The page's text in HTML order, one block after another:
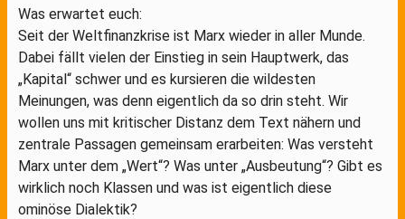
Was erwartet euch:
Seit der Weltfinanzkrise ist Marx wieder in aller Munde.
Dabei fällt vielen der Einstieg in sein Hauptwerk, das
„Kapital“ schwer und es kursieren die wildesten
Meinungen, was denn eigentlich da so drin steht. Wir
wollen uns mit kritischer Distanz dem Text nähern und
zentrale Passagen gemeinsam erarbeiten: Was versteht
Marx unter dem „Wert“? Was unter „Ausbeutung“? Gibt es
wirklich noch Klassen und was ist eigentlich diese
ominöse Dialektik?